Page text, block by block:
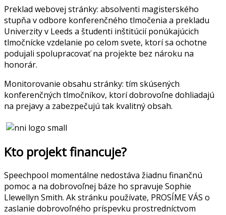
Preklad webovej stránky: absolventi magisterského
stupňa v odbore konferenčného tlmočenia a prekladu
Univerzity v Leeds a študenti inštitúcií ponúkajúcich
tlmočnícke vzdelanie po celom svete, ktorí sa ochotne
podujali spolupracovať na projekte bez nároku na
honorár.
Monitorovanie obsahu stránky: tím skúsených
konferenčných tlmočníkov, ktorí dobrovoľne dohliadajú
na prejavy a zabezpečujú tak kvalitný obsah.
Kto projekt financuje?
Speechpool momentálne nedostáva žiadnu finančnú
pomoc a na dobrovoľnej báze ho spravuje Sophie
Llewellyn Smith. Ak stránku používate, PROSÍME VÁS o
zaslanie dobrovoľného príspevku prostredníctvom